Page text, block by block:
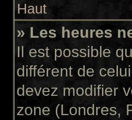
Haut
» Les heures
Il est possible
différent de
devez modifier
zone (Londres,